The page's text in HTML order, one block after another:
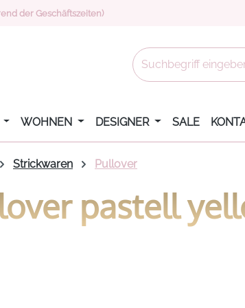
der Geschäftszeiten)
WOHNEN DESIGNER SALE
Strickwaren Pullover
pastell